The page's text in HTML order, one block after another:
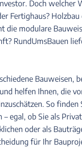
Doch welcher
Fertighaus?
die modulare
RundUmsBauen
Bauweisen,
helfen Ihnen, die
So finden
egal, ob Sie als
oder als
für Ihr